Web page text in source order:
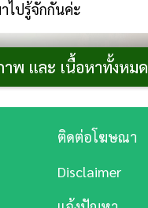
าไปรู้จักกันค่ะ
พ และ เนื้อหาทั้งหมด
ติดต่อโฆษณา
Disclaimer